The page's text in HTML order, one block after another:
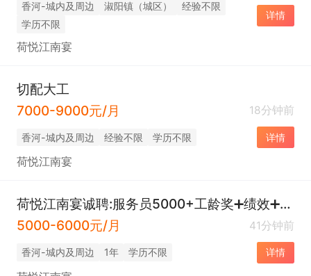
香河-城内及周边 淑阳镇（城区）
经验不限
学历不限
详情
荷悦江南宴
切配大工
7000-9000元/月
18分钟前
香河-城内及周边 经验不限 学历不限 详情
荷悦江南宴
荷悦江南宴诚聘:服务员5000+工龄奖➕绩效➕酒水提成
5000-6000元/月
41分钟前
香河-城内及周边 1年 学历不限 详情